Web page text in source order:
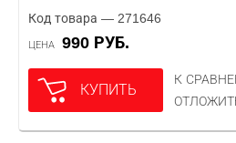
Код товара — 271646
ЦЕНА 990 РУБ.
КУПИТЬ
К